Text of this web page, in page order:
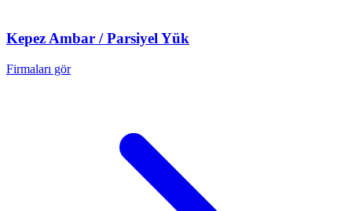
KepezAmbar / Parsiyel Yük
Firmaları gör